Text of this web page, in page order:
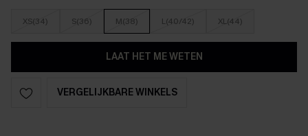
XS(34) S(36) M(38) L(40/42) XL(44)
LAAT HET ME WETEN
VERGELIJKBARE WINKELS